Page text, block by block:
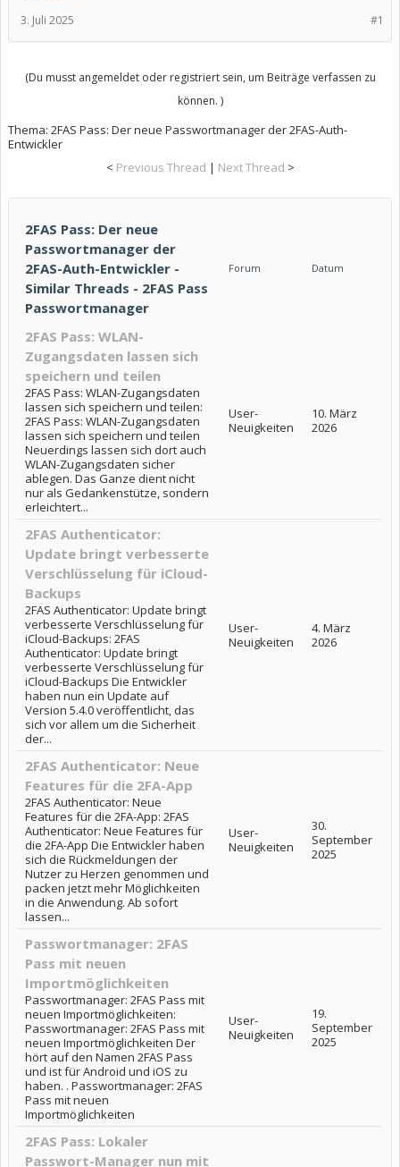
#1
3. Juli 2025
(Du musst angemeldet oder registriert sein, um Beiträge verfassen zu
können. )
Thema: 2FAS Pass: Der neue Passwortmanager der 2FAS-Auth-
Entwickler
< Previous Thread | Next Thread >
2FAS Pass: Der neue
Passwortmanager der
2FAS-Auth-Entwickler -
Similar Threads - 2FAS Pass
Passwortmanager
Forum Datum
2FAS Pass: WLAN-
Zugangsdaten lassen sich
speichern und teilen
2FAS Pass: WLAN-Zugangsdaten
lassen sich speichern und teilen:
2FAS Pass: WLAN-Zugangsdaten
lassen sich speichern und teilen
Neuerdings lassen sich dort auch
WLAN-Zugangsdaten sicher
ablegen. Das Ganze dient nicht
nur als Gedankenstütze, sondern
erleichtert...
User-
Neuigkeiten
10. März
2026
2FAS Authenticator:
Update bringt verbesserte
Verschlüsselung für iCloud-
Backups
2FAS Authenticator: Update bringt
verbesserte Verschlüsselung für
iCloud-Backups: 2FAS
Authenticator: Update bringt
verbesserte Verschlüsselung für
iCloud-Backups Die Entwickler
haben nun ein Update auf
Version 5.4.0 veröffentlicht, das
sich vor allem um die Sicherheit
der...
User-
Neuigkeiten
4. März
2026
2FAS Authenticator: Neue
Features für die 2FA-App
2FAS Authenticator: Neue
Features für die 2FA-App: 2FAS
Authenticator: Neue Features für
die 2FA-App Die Entwickler haben
sich die Rückmeldungen der
Nutzer zu Herzen genommen und
packen jetzt mehr Möglichkeiten
in die Anwendung. Ab sofort
lassen...
User-
Neuigkeiten
30.
September
2025
Passwortmanager: 2FAS
Pass mit neuen
Importmöglichkeiten
Passwortmanager: 2FAS Pass mit
neuen Importmöglichkeiten:
Passwortmanager: 2FAS Pass mit
neuen Importmöglichkeiten Der
hört auf den Namen 2FAS Pass
und ist für Android und iOS zu
haben. . Passwortmanager: 2FAS
Pass mit neuen
Importmöglichkeiten
User-
Neuigkeiten
19.
September
2025
2FAS Pass: Lokaler
Passwort-Manager nun mit